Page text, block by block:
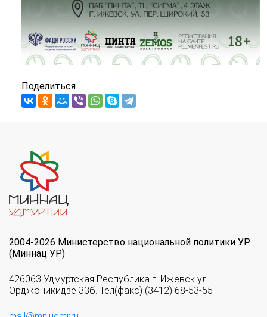
Поделиться
2004-2026 Министерство национальной политики УР
(Миннац УР)
426063 Удмуртская Республика г. Ижевск ул.
Орджоникидзе 33б. Тел(факс) (3412) 68-53-55